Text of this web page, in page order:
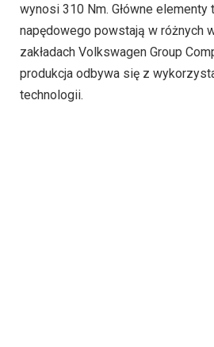
wynosi 310 Nm. Główne elementy
napędowego powstają w różnych
zakładach Volkswagen Group
produkcja odbywa się z
technologii.